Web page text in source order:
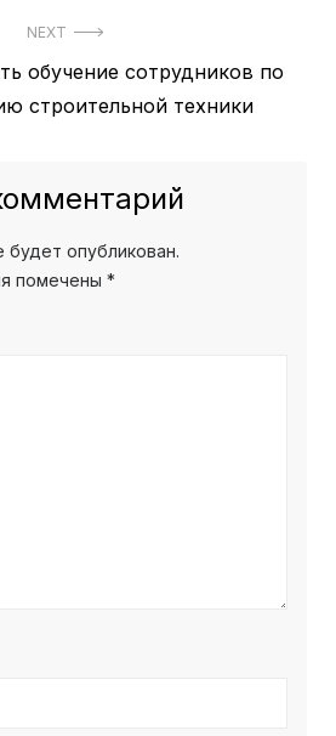
NEXT
обучение сотрудников по
строительной техники
опубликован.
помечены *